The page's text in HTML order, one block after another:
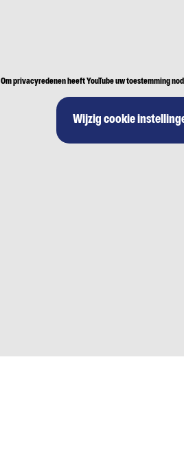
Om privacyredenen heeft YouTube uw toestemming
Wijzig cookie